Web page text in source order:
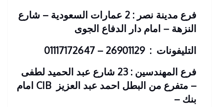
فرع مدينة نصر : 2 عمارات السعودية – شارع
النزهة – امام دار الدفاع الجوى
التليفونات : 26901129 – 01117172647
فرع المهندسين : 23 شارع عبد الحميد لطفى
– متفرع من البطل احمد عبد العزيز
CIB امام
بنك –